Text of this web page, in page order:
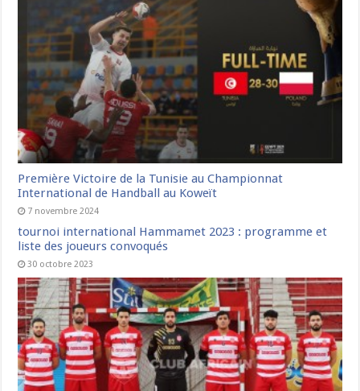
Première Victoire de la Tunisie au Championnat
International de Handball au Koweït
7 novembre 2024
tournoi international Hammamet 2023 : programme et
liste des joueurs convoqués
30 octobre 2023